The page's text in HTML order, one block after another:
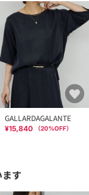
GALLARDAGALANTE
¥15,840 （20%OFF）